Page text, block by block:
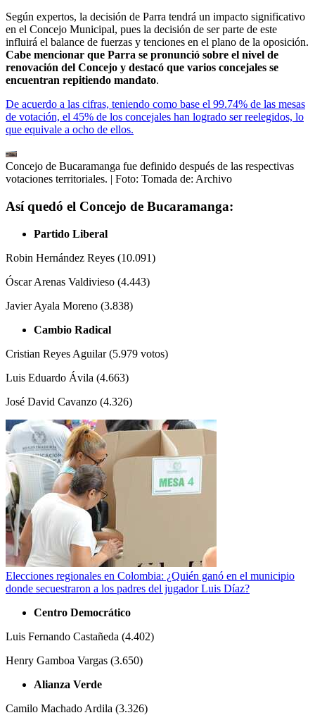
Según expertos, la decisión de Parra tendrá un impacto significativo
en el Concejo Municipal, pues la decisión de ser parte de este
influirá el balance de fuerzas y tenciones en el plano de la oposición.
Cabe mencionar que Parra se pronunció sobre el nivel de
renovación del Concejo y destacó que varios concejales se
encuentran repitiendo mandato.
De acuerdo a las cifras, teniendo como base el 99.74% de las mesas
de votación, el 45% de los concejales han logrado ser reelegidos, lo
que equivale a ocho de ellos.
Concejo de Bucaramanga fue definido después de las respectivas
votaciones territoriales. | Foto: Tomada de: Archivo
Así quedó el Concejo de Bucaramanga:
Partido Liberal
Robin Hernández Reyes (10.091)
Óscar Arenas Valdivieso (4.443)
Javier Ayala Moreno (3.838)
Cambio Radical
Cristian Reyes Aguilar (5.979 votos)
Luis Eduardo Ávila (4.663)
José David Cavanzo (4.326)
Elecciones regionales en Colombia: ¿Quién ganó en el municipio
donde secuestraron a los padres del jugador Luis Díaz?
Centro Democrático
Luis Fernando Castañeda (4.402)
Henry Gamboa Vargas (3.650)
Alianza Verde
Camilo Machado Ardila (3.326)